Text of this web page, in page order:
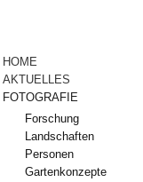
HOME
AKTUELLES
FOTOGRAFIE
Forschung
Landschaften
Personen
Gartenkonzepte